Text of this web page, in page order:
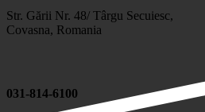
Str. Gării Nr. 48/ Târgu Secuiesc,
Covasna, Romania
031-814-6100